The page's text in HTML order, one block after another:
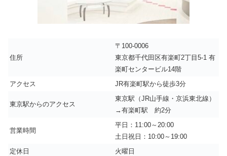
住所
〒100-0006
東京都千代田区有楽町2丁目5-1 有
楽町センタービル14階
アクセス
JR有楽町駅から徒歩3分
東京駅からのアクセス
東京駅（JR山手線・京浜東北線）
→有楽町駅 約2分
営業時間
平日：11:00～20:00
土日祝日：10:00～19:00
定休日
火曜日